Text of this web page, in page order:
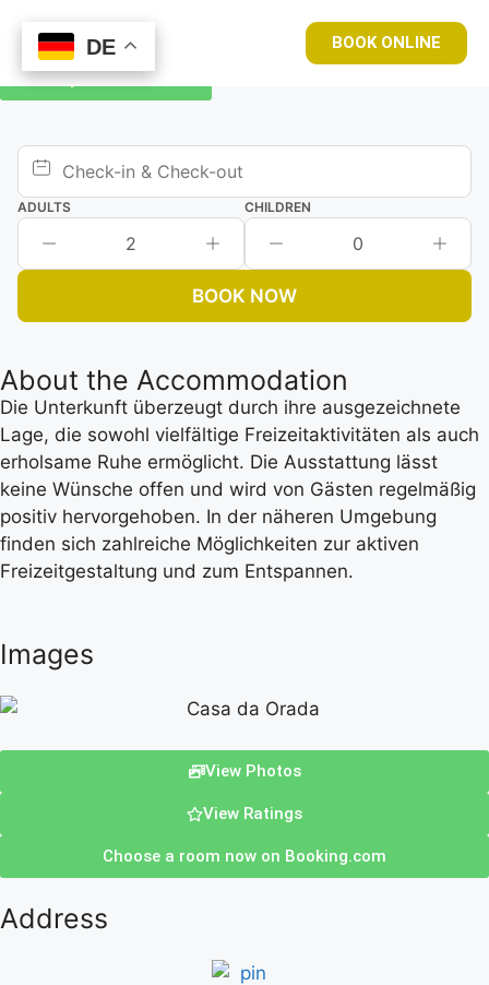
BOOK ONLINE
Book your room now
ADULTS
2
CHILDREN
0
BOOK NOW
About the Accommodation
Die Unterkunft überzeugt durch ihre ausgezeichnete
Lage, die sowohl vielfältige Freizeitaktivitäten als auch
erholsame Ruhe ermöglicht. Die Ausstattung lässt
keine Wünsche offen und wird von Gästen regelmäßig
positiv hervorgehoben. In der näheren Umgebung
finden sich zahlreiche Möglichkeiten zur aktiven
Freizeitgestaltung und zum Entspannen.
Images
View Photos
View Ratings
Choose a room now on Booking.com
Address
DE
DE